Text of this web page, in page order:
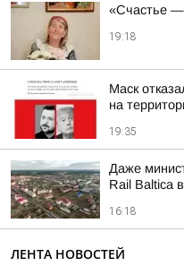
«Счастье —
19:18
Маск
на
19:35
Даже
Rail Baltica
16:18
ЛЕНТА НОВОСТЕЙ